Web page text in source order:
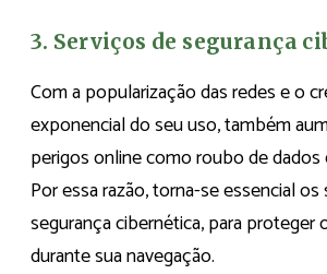
3. Serviços de segurança
Com a popularização das redes e o
exponencial do seu uso, também
perigos online como roubo de dados
Por essa razão, torna-se essencial
segurança cibernética, para proteger
durante sua navegação.